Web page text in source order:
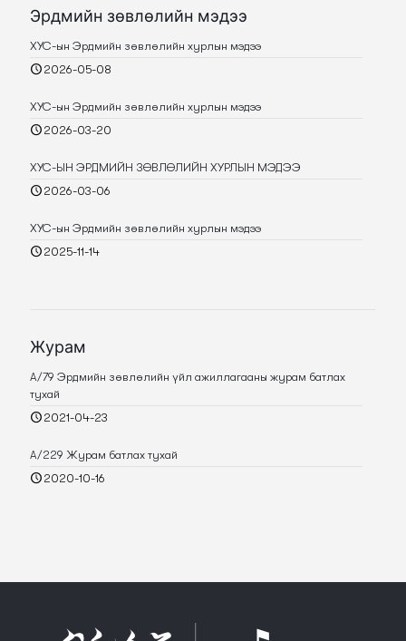
Эрдмийн зөвлөлийн мэдээ
ХУС-ын Эрдмийн зөвлөлийн хурлын мэдээ
2026-05-08
ХУС-ын Эрдмийн зөвлөлийн хурлын мэдээ
2026-03-20
ХУС-ЫН ЭРДМИЙН ЗӨВЛӨЛИЙН ХУРЛЫН МЭДЭЭ
2026-03-06
ХУС-ын Эрдмийн зөвлөлийн хурлын мэдээ
2025-11-14
Журам
А/79 Эрдмийн зөвлөлийн үйл ажиллагааны журам батлах
тухай
2021-04-23
А/229 Журам батлах тухай
2020-10-16